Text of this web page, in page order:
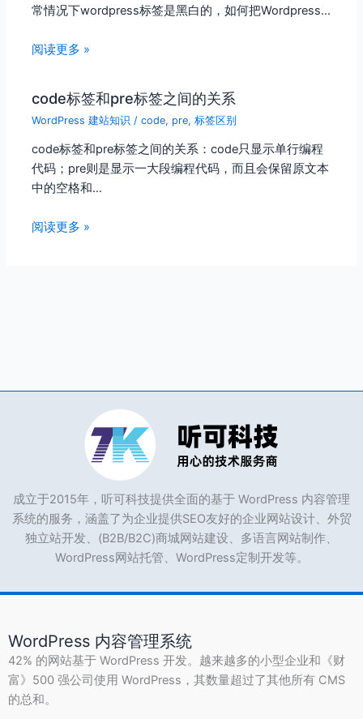
常情况下wordpress标签是黑白的，如何把Wordpress…
阅读更多 »
code标签和pre标签之间的关系
WordPress 建站知识 /code, pre,标签区别
code标签和pre标签之间的关系：code只显示单行编程
代码；pre则是显示一大段编程代码，而且会保留原文本
中的空格和…
阅读更多 »
成立于2015年，听可科技提供全面的基于 WordPress 内容管理
系统的服务，涵盖了为企业提供SEO友好的企业网站设计、外贸
独立站开发、(B2B/B2C)商城网站建设、多语言网站制作、
WordPress网站托管、WordPress定制开发等。
WordPress 内容管理系统
42% 的网站基于 WordPress 开发。越来越多的小型企业和《财
富》500 强公司使用 WordPress，其数量超过了其他所有 CMS
的总和。